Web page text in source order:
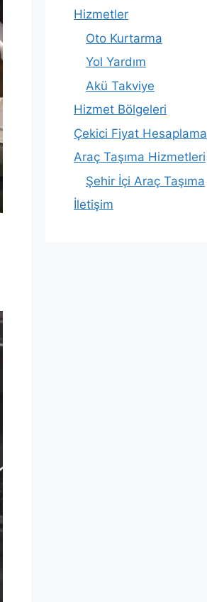
Hizmetler
Oto Kurtarma
Yol Yardım
Akü Takviye
Hizmet Bölgeleri
Çekici Fiyat Hesaplama
Araç Taşıma Hizmetleri
Şehir İçi Araç Taşıma
İletişim